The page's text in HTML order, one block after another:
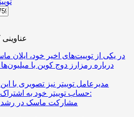
درباره رمزارز دوج کوین با
حساب توییتر خود به اشتراک گذاشته است:
مشارکت ماسک در رشد